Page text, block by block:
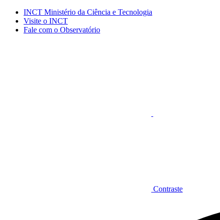
Conteúdo principal Menu principal Rodapé
INCT Ministério da Ciência e Tecnologia
Visite o INCT
Fale com o Observatório
Contraste